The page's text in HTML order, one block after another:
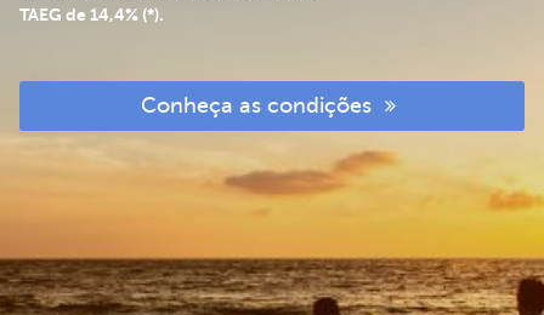
TAEG de 14,4% (*).
Conheça as condições